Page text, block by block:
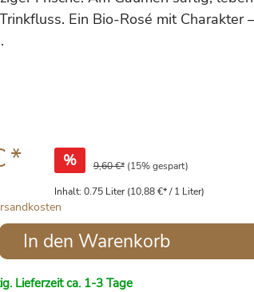
Ein Bio-Rosé mit
* % 9,60 €* (15% gespart)
Inhalt: 0.75 Liter(10,88 €* / 1 Liter)
Lieferzeit ca. 1-3 Tage
In den Warenkorb